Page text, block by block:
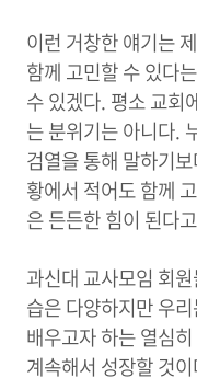
이런 거창한 얘기는
함께 고민할 수 있다
수 있겠다. 평소 교회
는 분위기는 아니다.
검열을 통해 말하기
황에서 적어도 함께
은 든든한 힘이 된다
과신대 교사모임 회
습은 다양하지만 우
배우고자 하는 열심
계속해서 성장할 것